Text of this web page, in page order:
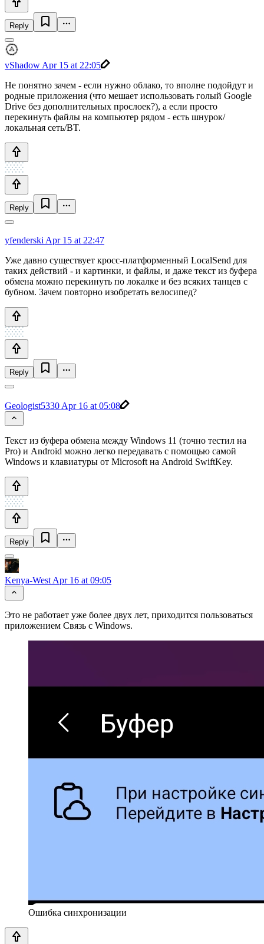
Reply
vShadow Apr 15 at 22:05
Не понятно зачем - если нужно облако, то вполне подойдут и
родные приложения (что мешает использовать голый Google
Drive без дополнительных прослоек?), а если просто
перекинуть файлы на компьютер рядом - есть шнурок/
локальная сеть/BT.
Reply
yfenderski Apr 15 at 22:47
Уже давно существует кросс-платформенный LocalSend для
таких действий - и картинки, и файлы, и даже текст из буфера
обмена можно перекинуть по локалке и без всяких танцев с
бубном. Зачем повторно изобретать велосипед?
Reply
Geologist5330 Apr 16 at 05:08
Текст из буфера обмена между Windows 11 (точно тестил на
Pro) и Android можно легко передавать с помощью самой
Windows и клавиатуры от Microsoft на Android SwiftKey.
Reply
Kenya-West Apr 16 at 09:05
Это не работает уже более двух лет, приходится пользоваться
приложением Связь с Windows.
Ошибка синхронизации